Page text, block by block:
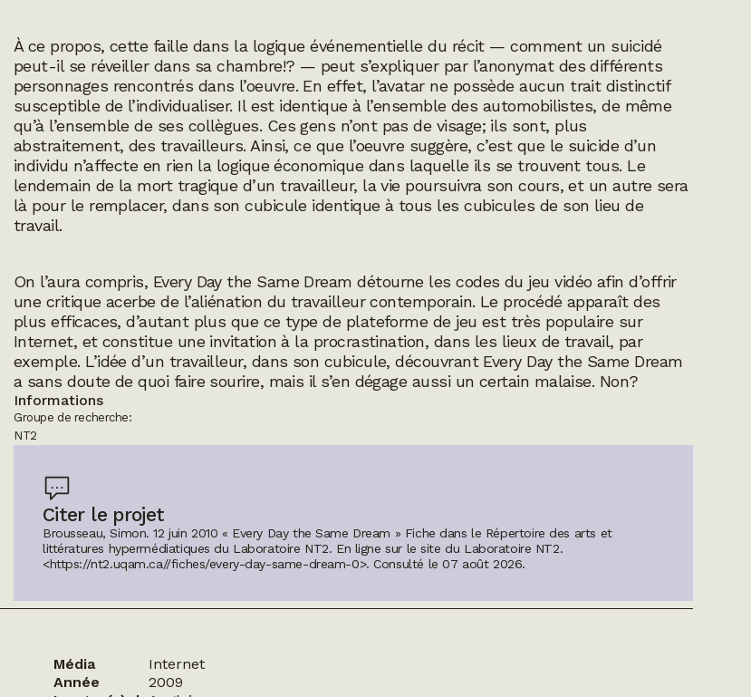
À ce propos, cette faille dans la logique événementielle du récit — comment un suicidé
peut-il se réveiller dans sa chambre!? — peut s’expliquer par l’anonymat des différents
personnages rencontrés dans l’oeuvre. En effet, l’avatar ne possède aucun trait distinctif
susceptible de l’individualiser. Il est identique à l’ensemble des automobilistes, de même
qu’à l’ensemble de ses collègues. Ces gens n’ont pas de visage; ils sont, plus
abstraitement, des travailleurs. Ainsi, ce que l’oeuvre suggère, c’est que le suicide d’un
individu n’affecte en rien la logique économique dans laquelle ils se trouvent tous. Le
lendemain de la mort tragique d’un travailleur, la vie poursuivra son cours, et un autre sera
là pour le remplacer, dans son cubicule identique à tous les cubicules de son lieu de
travail.
On l’aura compris, Every Day the Same Dream détourne les codes du jeu vidéo afin d’offrir
une critique acerbe de l’aliénation du travailleur contemporain. Le procédé apparaît des
plus efficaces, d’autant plus que ce type de plateforme de jeu est très populaire sur
Internet, et constitue une invitation à la procrastination, dans les lieux de travail, par
exemple. L’idée d’un travailleur, dans son cubicule, découvrant Every Day the Same Dream
a sans doute de quoi faire sourire, mais il s’en dégage aussi un certain malaise. Non?
Informations
Groupe de recherche:
NT2
Citer le projet
Brousseau, Simon. 12 juin 2010 « Every Day the Same Dream » Fiche dans le Répertoire des arts et
littératures hypermédiatiques du Laboratoire NT2. En ligne sur le site du Laboratoire NT2.
<https://nt2.uqam.ca//fiches/every-day-same-dream-0>. Consulté le07 août 2026.
Média
Internet
Année
2009